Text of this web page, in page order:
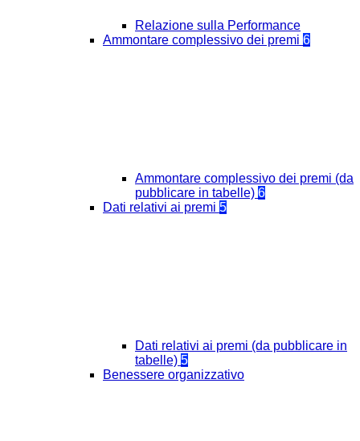
Relazione sulla Performance
Ammontare complessivo dei premi 6
Ammontare complessivo dei premi (da
pubblicare in tabelle) 6
Dati relativi ai premi 5
Dati relativi ai premi (da pubblicare in
tabelle) 5
Benessere organizzativo